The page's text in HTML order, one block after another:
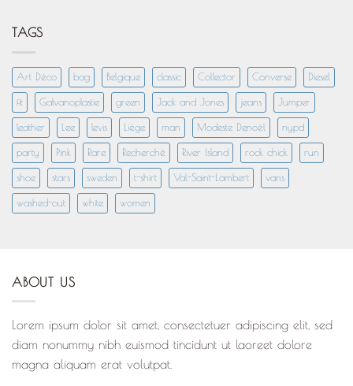
TAGS
Art Déco bag Belgique classic Collector Converse Diesel
fit Galvanoplastie green Jack and Jones jeans Jumper
leather Lee levis Liège man Modeste Denoël nypd
party Pink Rare Recherché River Island rock chick run
shoe stars sweden t-shirt Val-Saint-Lambert vans
washed-out white women
ABOUT US
Lorem ipsum dolor sit amet, consectetuer adipiscing elit, sed
diam nonummy nibh euismod tincidunt ut laoreet dolore
magna aliquam erat volutpat.